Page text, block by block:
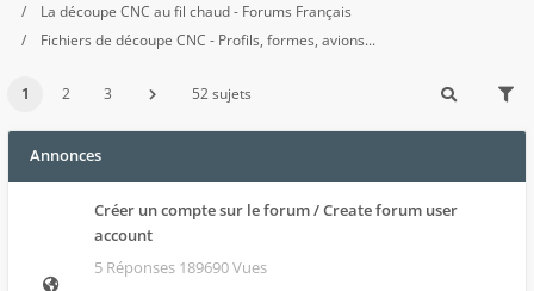
La découpe CNC au fil chaud - Forums Français
Fichiers de découpe CNC - Profils, formes, avions...
1 2 3 52 sujets
Annonces
Créer un compte sur le forum / Create forum user
account
5 Réponses 189690 Vues